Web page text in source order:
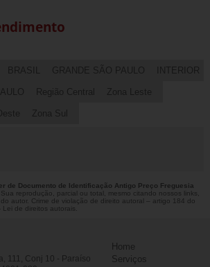
BRASIL GRANDE SÃO PAULO INTERIOR
Região Central Zona Leste
Zona Sul
de Documento de Identificação Antigo Preço Freguesia
Sua reprodução, parcial ou total, mesmo citando nossos links,
autor. Crime de violação de direito autoral – artigo 184 do
de direitos autorais .
111, Conj 10 - Paraíso
Home
Serviços